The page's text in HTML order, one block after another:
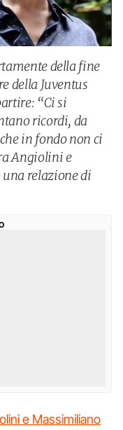
della fine
della Juventus
“Ci si
ricordi, da
in fondo non ci
Angiolini e
relazione di
e Massimiliano